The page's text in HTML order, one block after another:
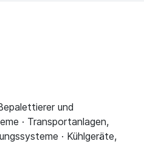
und
· Transportanlagen,
· Kühlgeräte,